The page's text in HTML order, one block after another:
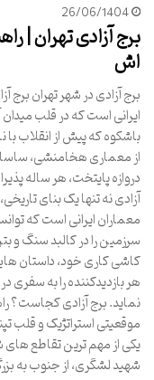
26/06/1404
برج آزادی تهران |
اش
برج آزادی در شهر تهران برج
ایرانی است که در قلب
باشکوه که پیش از انقلاب
از معماری هخامنشی،
دروازه پایتخت، هر ساله
آزادی نه تنها یک بنای
معماران ایرانی است که
سرزمین را در کالبد سنگ و
کاشی کاری خود، داستان
هر بازدیدکننده را به
نماید. برج آزادی کجاست؟
موقعیتی استراتژیک و قلب
یکی از مهم ترین تقاطع های
شهید لشگری، از جنوب به